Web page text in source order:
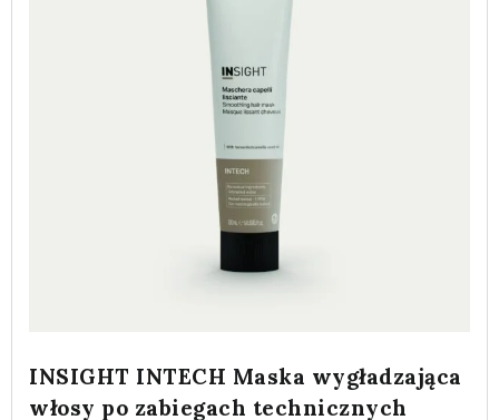
INSIGHT INTECH Maska wygładzająca
włosy po zabiegach technicznych